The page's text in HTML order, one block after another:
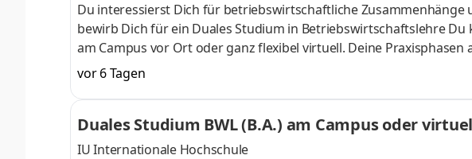
Du interessierst Dich für betriebswirtschaftliche Zusammenhänge
bewirb Dich für ein Duales Studium in Betriebswirtschaftslehre
am Campus vor Ort oder ganz flexibel virtuell. Deine
Nähe. Ab dem 3. Semester belegst Du eine von fünf
gezielter auf Deinen Traumjob vorbereiten: Accounting &
Studium ohne Numerus clausus oder Aufnahmeprüfung startenDu
vor 6 Tagen
Duales Studium BWL (B.A.) am Campus oder
IU Internationale Hochschule